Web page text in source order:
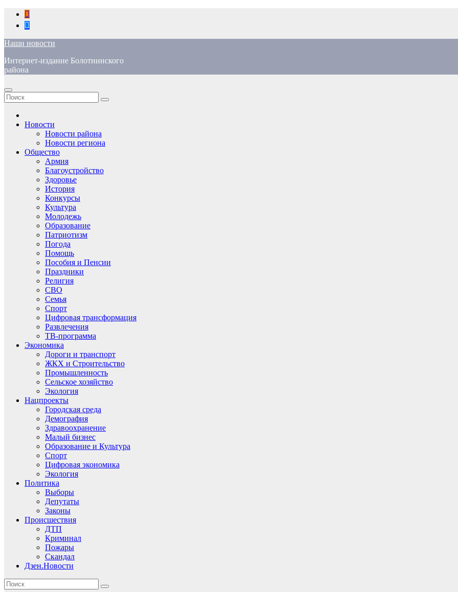
Перейти
содержимому
Наши новости
Интернет-издание Болотнинского
района
Новости
Новости района
Новости региона
Общество
Армия
Благоустройство
Здоровье
История
Конкурсы
Культура
Молодежь
Образование
Патриотизм
Погода
Помощь
Пособия и Пенсии
Праздники
Религия
СВО
Семья
Спорт
Цифровая трансформация
Развлечения
ТВ-программа
Экономика
Дороги и транспорт
ЖКХ и Строительство
Промышленность
Сельское хозяйство
Экология
Нацпроекты
Городская среда
Демография
Здравоохранение
Малый бизнес
Образование и Культура
Спорт
Цифровая экономика
Экология
Политика
Выборы
Депутаты
Законы
Происшествия
ДТП
Криминал
Пожары
Скандал
Дзен.Новости